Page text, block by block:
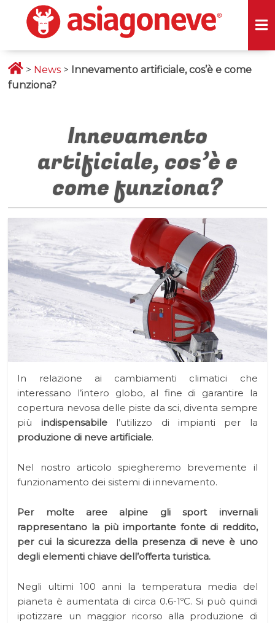
> News > Innevamento artificiale, cos’è e come
funziona?
Innevamento
artificiale, cos’è e
come funziona?
In relazione ai cambiamenti climatici che
interessano l’intero globo, al fine di garantire la
copertura nevosa delle piste da sci, diventa sempre
più indispensabilel’utilizzo di impianti per la
produzione di neve artificiale.
Nel nostro articolo spiegheremo brevemente il
funzionamento dei sistemi di innevamento.
Per molte aree alpine gli sport invernali
rappresentano la più importante fonte di reddito,
per cui la sicurezza della presenza di neve è uno
degli elementi chiave dell’offerta turistica.
Negli ultimi 100 anni la temperatura media del
pianeta è aumentata di circa 0.6-1ºC. Si può quindi
ipotizzare un maggior ricorso alla produzione di